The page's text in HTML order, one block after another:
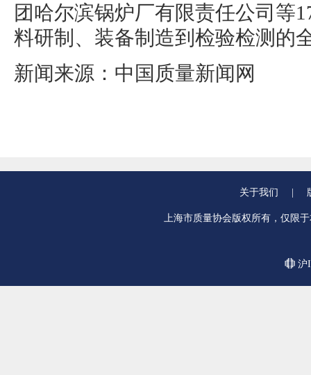
团哈尔滨锅炉厂有限责任公司等
料研制、装备制造到检验检测的
新闻来源：中国质量新闻网
关于我们
上海市质量协会版权所有，仅限
沪